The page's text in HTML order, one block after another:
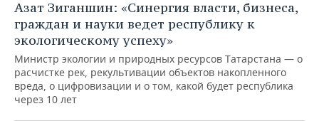
Азат Зиганшин: «Синергия власти, бизнеса,
граждан и науки ведет республику к
экологическому успеху»
Министр экологии и природных ресурсов Татарстана — о
расчистке рек, рекультивации объектов накопленного
вреда, о цифровизации и о том, какой будет республика
через 10 лет